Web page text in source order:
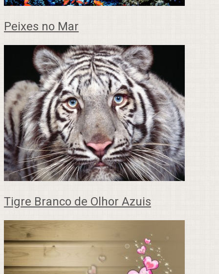
Peixes no Mar
Tigre Branco de Olhor Azuis